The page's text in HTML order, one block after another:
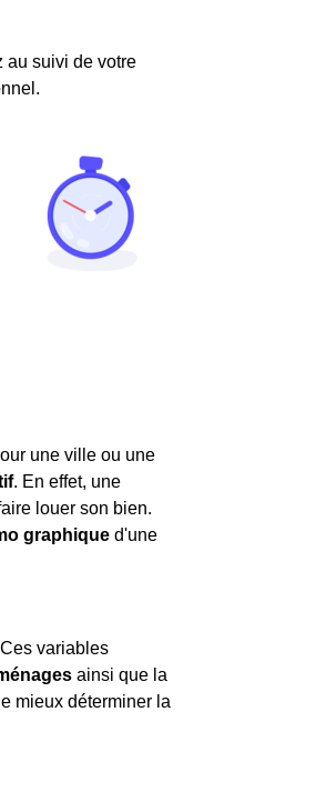
au suivi de votre
une ville ou une
. En effet, une
louer son bien.
graphique d'une
variables
ainsi que la
mieux déterminer la